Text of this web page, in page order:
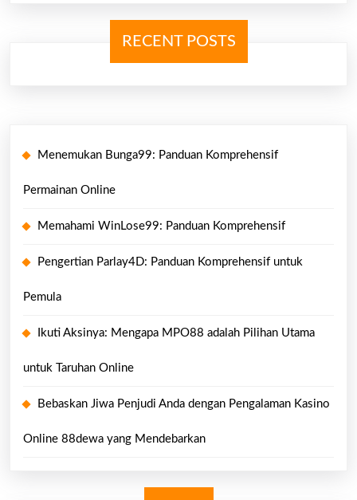
RECENT POSTS
Menemukan Bunga99: Panduan Komprehensif
Permainan Online
Memahami WinLose99: Panduan Komprehensif
Pengertian Parlay4D: Panduan Komprehensif untuk
Pemula
Ikuti Aksinya: Mengapa MPO88 adalah Pilihan Utama
untuk Taruhan Online
Bebaskan Jiwa Penjudi Anda dengan Pengalaman Kasino
Online 88dewa yang Mendebarkan